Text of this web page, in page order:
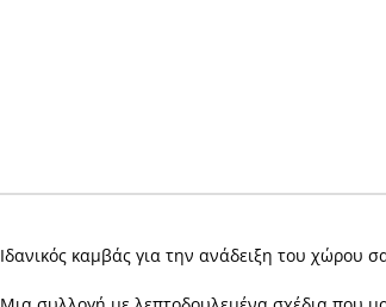
Ιδανικός καμβάς για την ανάδειξη του χώρου